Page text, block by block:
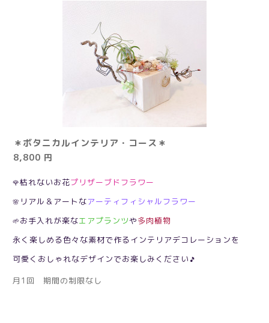
＊ボタニカルインテリア・コース＊
8,800 円
🌹枯れないお花プリザーブドフラワー
🌸 リアル＆アートなアーティフィシャルフラワー
🌱 お手入れが楽なエアプランツや多肉植物
永く楽しめる色々な素材で作るインテリアデコレーションを
可愛くおしゃれなデザインでお楽しみください 🎵
月1回 期間の制限なし